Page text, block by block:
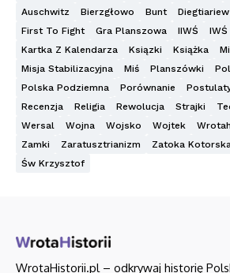
Auschwitz
Bierzgłowo Bunt Diegtiariew
First To Fight
Gra Planszowa IIWŚ
IWŚ
Kartka Z Kalendarza
Ksiązki Książka
Misja Stabilizacyjna
Miś Planszówki
Polska Podziemna
Porównanie
Recenzja
Religia Rewolucja Strajki
Wersal
Wojna Wojsko Wojtek
Zamki
Zaratusztrianizm Zatoka
Św Krzysztof
WrotaHistorii.pl – odkrywaj historię